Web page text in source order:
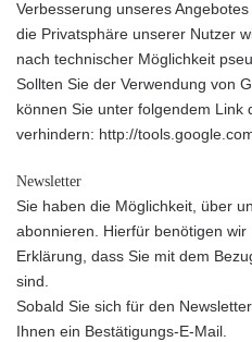
Verbesserung unseres
die Privatsphäre unserer Nutzer
nach technischer Möglichkeit
Sollten Sie der Verwendung von
können Sie unter folgendem Link
verhindern: http://
Newsletter
Sie haben die Möglichkeit, über
abonnieren. Hierfür benötigen
Erklärung, dass Sie mit dem
sind.
Sobald Sie sich für den
Ihnen ein Bestätigungs-E-Mail.